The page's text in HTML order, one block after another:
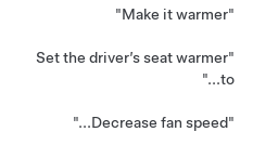
"Make it warmer"
"Set the driver’s seat warmer
to..."
"Decrease fan speed..."